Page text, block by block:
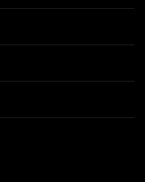
în 2026